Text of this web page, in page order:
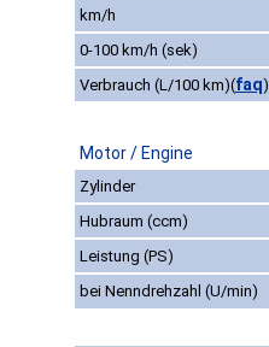
km/h
0-100 km/h (sek)
Verbrauch (L/100 km)(faq)
Motor / Engine
Zylinder
Hubraum (ccm)
Leistung (PS)
bei Nenndrehzahl (U/min)